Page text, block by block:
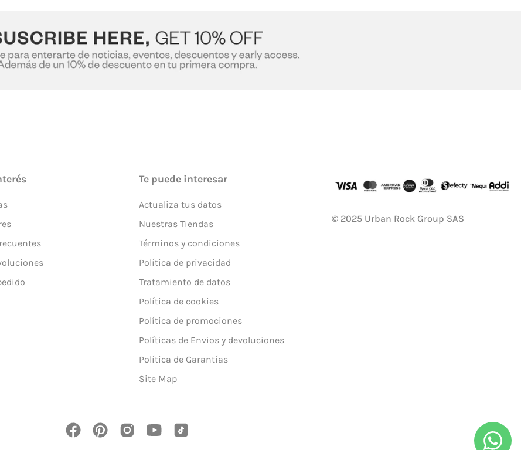
Te puede interesar
Actualiza tus datos
Nuestras Tiendas
Términos y condiciones
Política de privacidad
Tratamiento de datos
Política de cookies
Política de promociones
Políticas de Envios y devoluciones
Política de Garantías
Site Map
© 2025 Urban Rock Group SAS